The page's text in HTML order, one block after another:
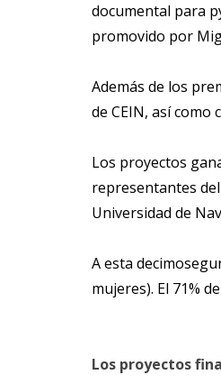
documental para
promovido por
Además de los
de CEIN, así
Los proyectos
representantes
Universidad de
A esta
mujeres). El 71%
Los proyectos